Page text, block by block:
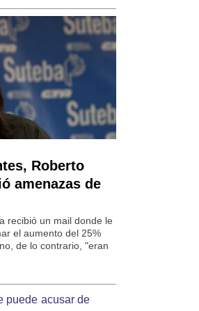
Roberto
amenazas de
recibió un mail donde le
el aumento del 25%
de lo contrario, "eran